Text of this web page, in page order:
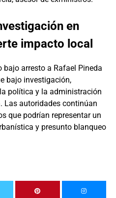
en
impacto local
bajo arresto a Rafael Pineda
bajo investigación,
política y la administración
Las autoridades continúan
que podrían representar un
y presunto blanqueo